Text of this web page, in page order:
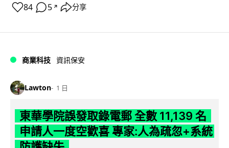
84 5 ↗ 分享
商業科技 資訊保安
Lawton 1 日
東華學院誤發取錄電郵 全數 11,139 名
申請人一度空歡喜 專家:人為疏忽+系統